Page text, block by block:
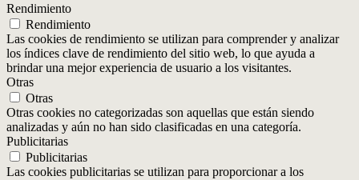
Rendimiento
Rendimiento
Las cookies de rendimiento se utilizan para comprender y analizar
los índices clave de rendimiento del sitio web, lo que ayuda a
brindar una mejor experiencia de usuario a los visitantes.
Otras
Otras
Otras cookies no categorizadas son aquellas que están siendo
analizadas y aún no han sido clasificadas en una categoría.
Publicitarias
Publicitarias
Las cookies publicitarias se utilizan para proporcionar a los